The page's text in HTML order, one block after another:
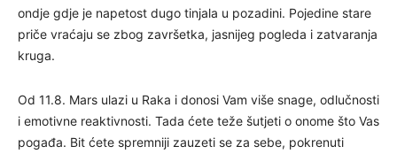
ondje gdje je napetost dugo tinjala u pozadini. Pojedine stare
priče vraćaju se zbog završetka, jasnijeg pogleda i zatvaranja
kruga.
Od 11.8. Mars ulazi u Raka i donosi Vam više snage, odlučnosti
i emotivne reaktivnosti. Tada ćete teže šutjeti o onome što Vas
pogađa. Bit ćete spremniji zauzeti se za sebe, pokrenuti